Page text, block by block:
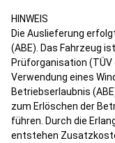
HINWEIS
Die Auslieferung
(ABE). Das Fahrzeug
Prüforganisation (TÜV
Verwendung eines
Betriebserlaubnis
zum Erlöschen der
führen. Durch die
entstehen